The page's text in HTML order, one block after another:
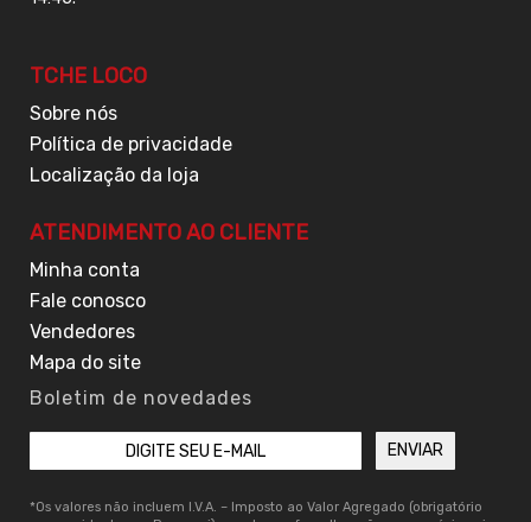
TCHE LOCO
Sobre nós
Política de privacidade
Localização da loja
ATENDIMENTO AO CLIENTE
Minha conta
Fale conosco
Vendedores
Mapa do site
Boletim de novedades
*Os valores não incluem I.V.A. – Imposto ao Valor Agregado (obrigatório